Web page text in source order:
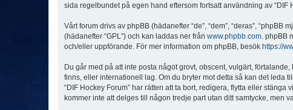
sida regelbundet på egen hand eftersom fortsatt användning av
Vårt forum drivs av phpBB (hädanefter “de”, “dem”, “deras”, “phpBB
(hädanefter “GPL”) och kan laddas ner från www.phpbb.com . phpBB
och/eller uppförande. För mer information om phpBB, besök https://
Du går med på att inte posta något grovt, obscent, vulgärt,
finns, eller internationell lag. Om du bryter mot detta så kan det leda
“DIF Hockey Forum” har rätten att ta bort, redigera, flytta eller
kommer inte att delges till någon tredje part utan ditt samtycke, men